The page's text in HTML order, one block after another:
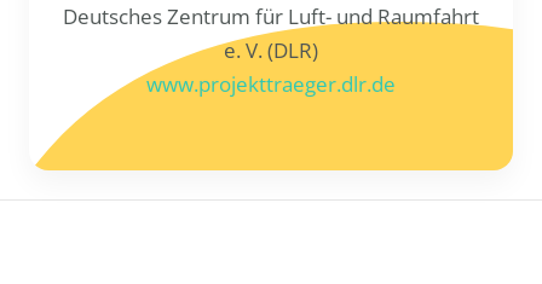
Deutsches Zentrum für Luft- und Raumfahrt
e. V. (DLR)
www.projekttraeger.dlr.de